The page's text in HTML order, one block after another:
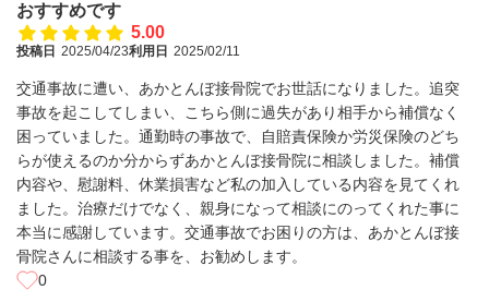
おすすめです
5.00
投稿日 2025/04/23利用日 2025/02/11
交通事故に遭い、あかとんぼ接骨院でお世話になりました。追突
事故を起こしてしまい、こちら側に過失があり相手から補償なく
困っていました。通勤時の事故で、自賠責保険か労災保険のどち
らが使えるのか分からずあかとんぼ接骨院に相談しました。補償
内容や、慰謝料、休業損害など私の加入している内容を見てくれ
ました。治療だけでなく、親身になって相談にのってくれた事に
本当に感謝しています。交通事故でお困りの方は、あかとんぼ接
骨院さんに相談する事を、お勧めします。
0